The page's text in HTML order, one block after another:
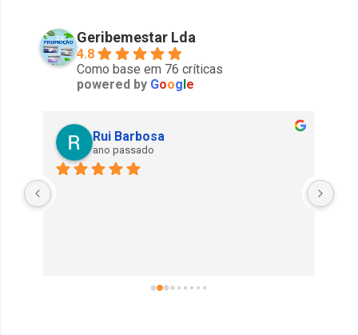
Geribemestar Lda
4.8
Como base em 76 críticas
powered by Goog e
Rui Barbosa
ano passado